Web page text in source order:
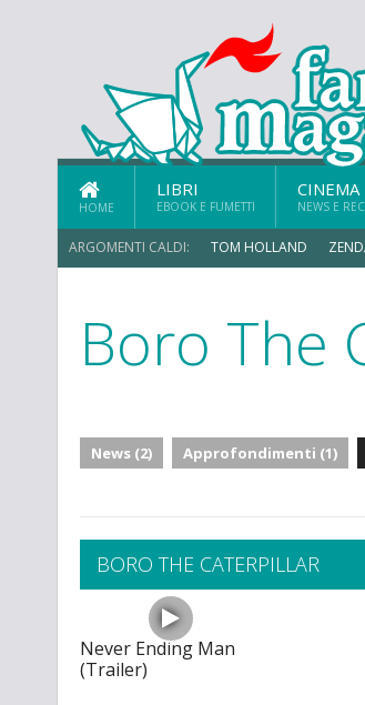
HOME
LIBRI
EBOOK E FUMETTI
CINEMA
NEWS E
ARGOMENTI CALDI: TOM HOLLAND
Boro The
News (2) Approfondimenti (1)
BORO THE CATERPILLAR
Never Ending Man
(Trailer)